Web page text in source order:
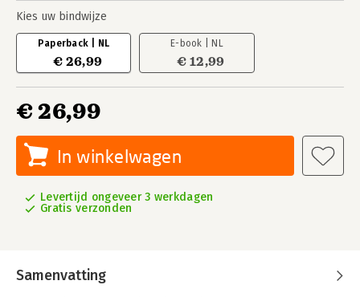
Kies uw bindwijze
Paperback | NL
€ 26,99
E-book | NL
€ 12,99
€ 26,99
In winkelwagen
Levertijd ongeveer 3 werkdagen
Gratis verzonden
Samenvatting